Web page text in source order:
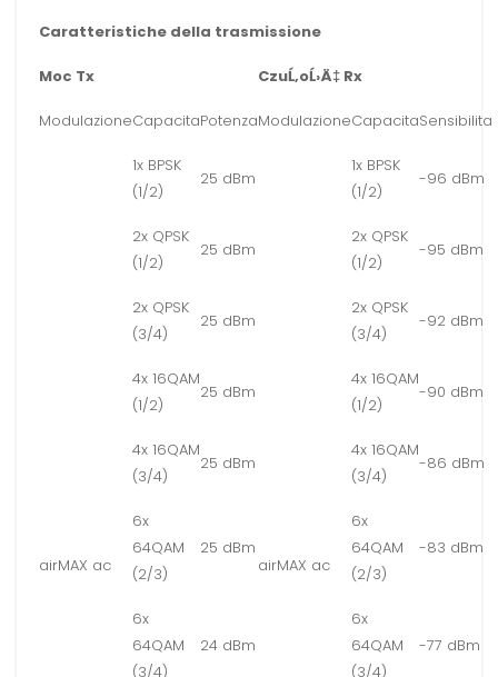
Caratteristiche della trasmissione
Moc Tx CzuĹ‚oĹ›Ä‡ Rx
ModulazioneCapacitaPotenzaModulazioneCapacitaSensibilita
airMAX ac
1x BPSK
(1/2)
25 dBm
airMAX ac
1x BPSK
(1/2)
-96 dBm
2x QPSK
(1/2)
25 dBm
2x QPSK
(1/2)
-95 dBm
2x QPSK
(3/4)
25 dBm
2x QPSK
(3/4)
-92 dBm
4x 16QAM
(1/2)
25 dBm
4x 16QAM
(1/2)
-90 dBm
4x 16QAM
(3/4)
25 dBm
4x 16QAM
(3/4)
-86 dBm
6x
64QAM
(2/3)
25 dBm
6x
64QAM
(2/3)
-83 dBm
6x
64QAM
(3/4)
24 dBm
6x
64QAM
(3/4)
-77 dBm